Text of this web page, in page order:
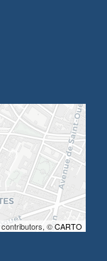
contributors, ©CARTO